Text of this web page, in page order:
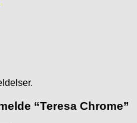
“Teresa Chrome”